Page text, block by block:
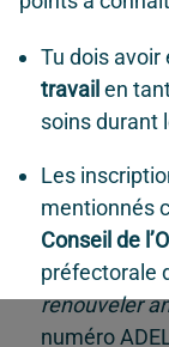
Tu dois avoir
travailen
soins durant
Les
mentionnés
Conseil de
préfectorale
renouveler
numéro